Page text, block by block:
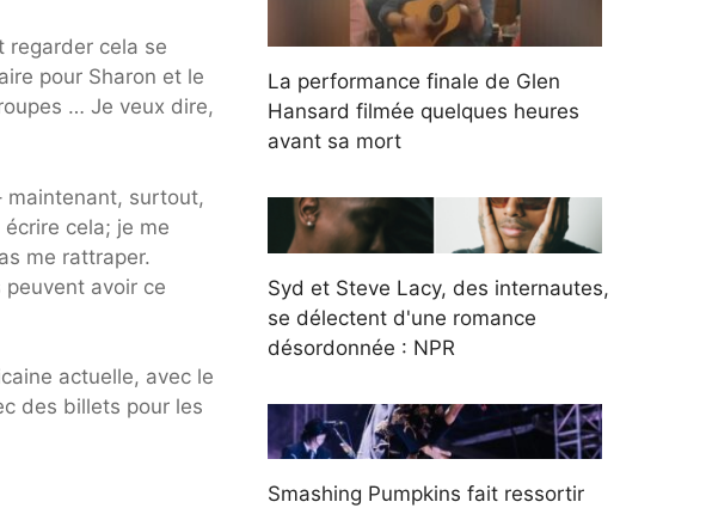
regarder cela se
pour Sharon et le
… Je veux dire,
maintenant, surtout,
cela; je me
me rattraper.
avoir ce
actuelle, avec le
des billets pour les
La performance finale de Glen
Hansard filmée quelques heures
avant sa mort
Syd et Steve Lacy, des internautes,
se délectent d'une romance
désordonnée : NPR
Smashing Pumpkins fait ressortir